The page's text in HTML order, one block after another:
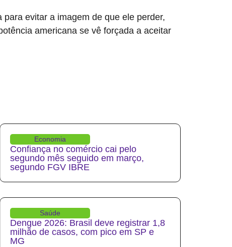
evitar a imagem de que ele perder,
americana se vê forçada a aceitar
Economia
Confiança no comércio cai pelo
segundo mês seguido em março,
segundo FGV IBRE
Saúde
Dengue 2026: Brasil deve registrar 1,8
milhão de casos, com pico em SP e
MG